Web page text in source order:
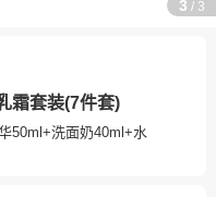
3 / 3
霜套装(7件套)
50ml+洗面奶40ml+水